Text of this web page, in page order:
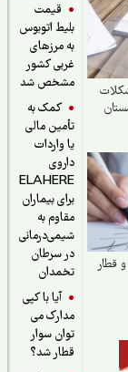
قیمت
بلیط اتوبوس
به مرزهای
غربی کشور
مشخص شد
کمک به
تأمین مالی
یا واردات
داروی
ELAHERE
برای بیماران
مقاوم به
شیمی‌درمانی
در سرطان
تخمدان
آیا با کپی
مدارک می
توان سوار
قطار شد؟